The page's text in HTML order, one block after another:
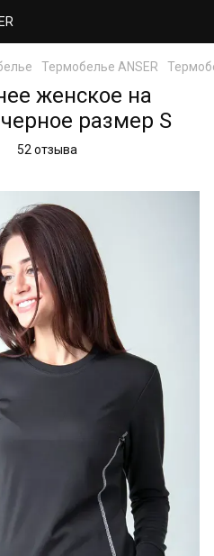
Термобелье ANSER
женское на
размер S
52 отзыва